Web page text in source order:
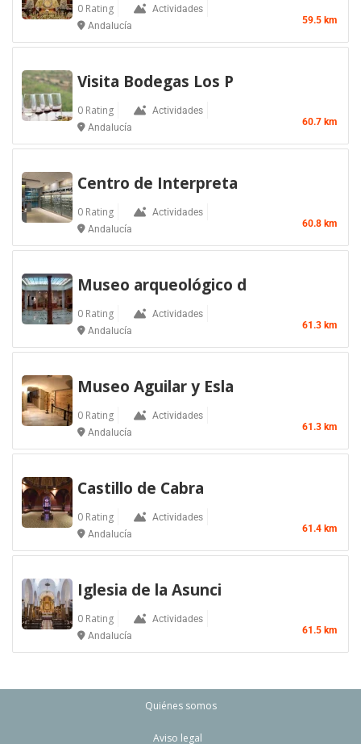
0 Rating
Actividades
Andalucía
59.5 km
Visita Bodegas Los P
0 Rating
Actividades
Andalucía
60.7 km
Centro de Interpreta
0 Rating
Actividades
Andalucía
60.8 km
Museo arqueológico d
0 Rating
Actividades
Andalucía
61.3 km
Museo Aguilar y Esla
0 Rating
Actividades
Andalucía
61.3 km
Castillo de Cabra
0 Rating
Actividades
Andalucía
61.4 km
Iglesia de la Asunci
0 Rating
Actividades
Andalucía
61.5 km
Quiénes somos
Aviso legal